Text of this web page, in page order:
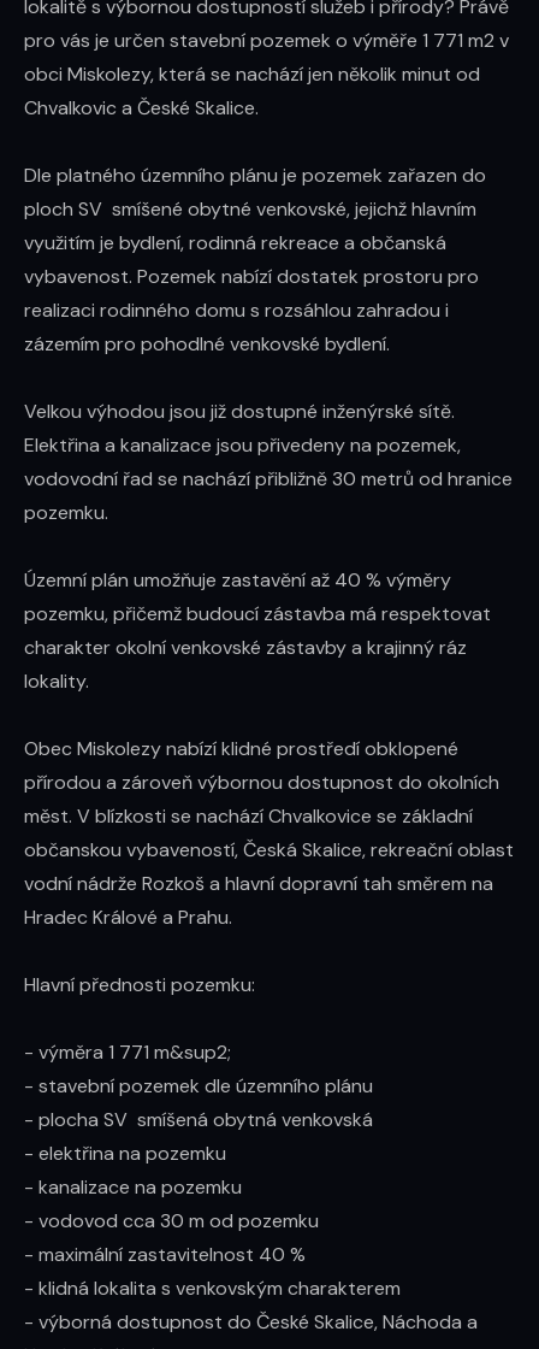
lokalitě s výbornou dostupností služeb i přírody? Právě
pro vás je určen stavební pozemek o výměře 1 771 m2 v
obci Miskolezy, která se nachází jen několik minut od
Chvalkovic a České Skalice.
Dle platného územního plánu je pozemek zařazen do
ploch SV  smíšené obytné venkovské, jejichž hlavním
využitím je bydlení, rodinná rekreace a občanská
vybavenost. Pozemek nabízí dostatek prostoru pro
realizaci rodinného domu s rozsáhlou zahradou i
zázemím pro pohodlné venkovské bydlení.
Velkou výhodou jsou již dostupné inženýrské sítě.
Elektřina a kanalizace jsou přivedeny na pozemek,
vodovodní řad se nachází přibližně 30 metrů od hranice
pozemku.
Územní plán umožňuje zastavění až 40 % výměry
pozemku, přičemž budoucí zástavba má respektovat
charakter okolní venkovské zástavby a krajinný ráz
lokality.
Obec Miskolezy nabízí klidné prostředí obklopené
přírodou a zároveň výbornou dostupnost do okolních
měst. V blízkosti se nachází Chvalkovice se základní
občanskou vybaveností, Česká Skalice, rekreační oblast
vodní nádrže Rozkoš a hlavní dopravní tah směrem na
Hradec Králové a Prahu.
Hlavní přednosti pozemku:
- výměra 1 771 m&sup2;
- stavební pozemek dle územního plánu
- plocha SV  smíšená obytná venkovská
- elektřina na pozemku
- kanalizace na pozemku
- vodovod cca 30 m od pozemku
- maximální zastavitelnost 40 %
- klidná lokalita s venkovským charakterem
- výborná dostupnost do České Skalice, Náchoda a